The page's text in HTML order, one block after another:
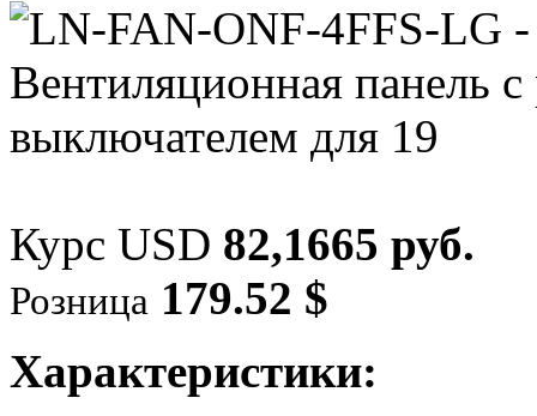
Курс USD 82,1665 руб.
Розница 179.52 $
Характеристики: